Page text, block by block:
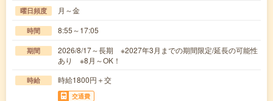
曜日頻度 月～金
時間 8:55～17:05
期間
2026/8/17～長期 ※2027年3月までの期間限定/延長の可能性
あり ※8月～OK！
時給 時給1800円＋交
交通費